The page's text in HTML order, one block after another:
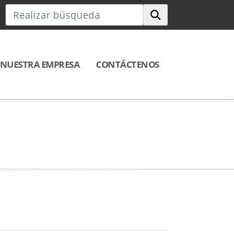
NUESTRA EMPRESA CONTÁCTENOS